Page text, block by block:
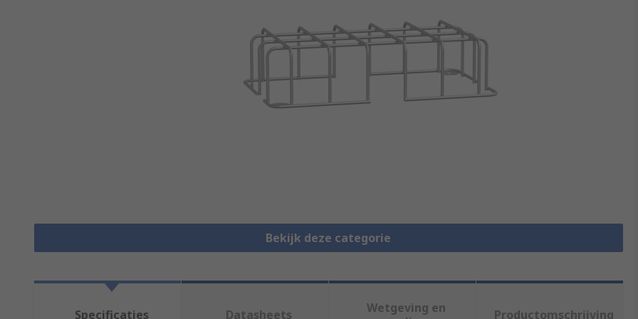
Bekijk deze categorie
Specificaties Datasheets
Wetgeving en
Productomschrijving